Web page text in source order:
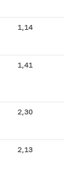
1,14
1,41
2,30
2,13